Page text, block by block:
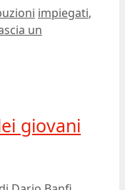
Tag
impiegati,
un
giovani